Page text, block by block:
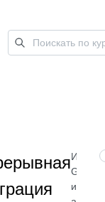
Изучите
GitHub
и CI для